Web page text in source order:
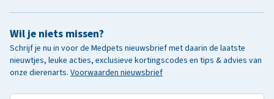
Wil je niets missen?
Schrijf je nu in voor de Medpets nieuwsbrief met daarin de laatste
nieuwtjes, leuke acties, exclusieve kortingscodes en tips & advies van
onze dierenarts. Voorwaarden nieuwsbrief